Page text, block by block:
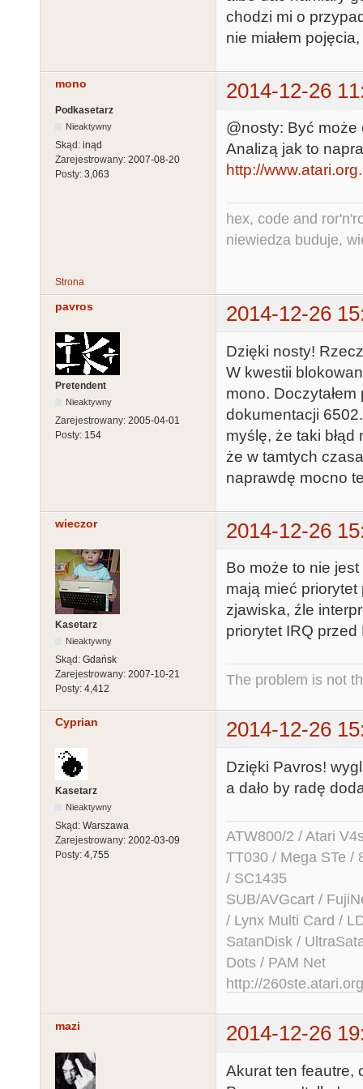
chodzi mi o
nie miałem
mono 2014-12-26
Podkasetarz
Nieaktywny
Skąd: inąd
Zarejestrowany: 2007-08-20
Posty: 3,063
@nosty: Być
Analizą jak to
http://
hex, code and
niewiedza buduje,
Strona
pavros 2014-12-26
Pretendent
Nieaktywny
Zarejestrowany: 2005-04-01
Posty: 154
Dzięki nosty!
W kwestii
mono.
dokumentacji
myślę, że taki
że w tamtych
naprawdę mocno
wieczor 2014-12-26
Kasetarz
Nieaktywny
Skąd: Gdańsk
Zarejestrowany: 2007-10-21
Posty: 4,412
Bo może to nie jest
mają mieć priorytet
zjawiska, źle
priorytet IRQ
The problem is not
Cyprian 2014-12-26
Kasetarz
Nieaktywny
Skąd: Warszawa
Zarejestrowany: 2002-03-09
Posty: 4,755
Dzięki Pavros!
a dało by radę
ATW800/2 / Atari
TT030 / Mega STe /
/ SC1435
SUB/AVGcart /
/ Lynx Multi Card /
SatanDisk /
Dots / PAM Net
http://260ste.atari.org
mazi 2014-12-26
Akurat ten feautre,